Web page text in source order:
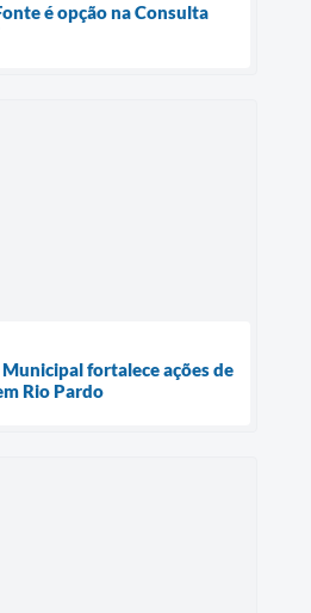
é opção na Consulta
fortalece ações de
Rio Pardo